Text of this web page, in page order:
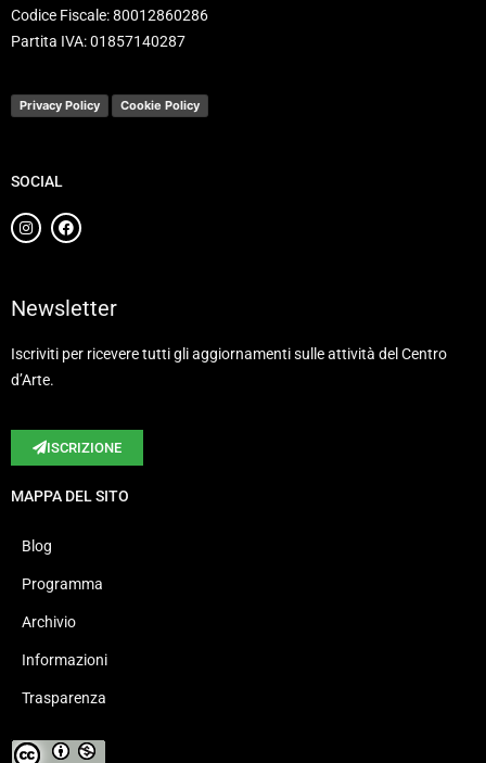
Codice Fiscale: 80012860286
Partita IVA: 01857140287
Privacy Policy Cookie Policy
SOCIAL
Newsletter
Iscriviti per ricevere tutti gli aggiornamenti sulle attività del Centro
d’Arte.
ISCRIZIONE
MAPPA DEL SITO
Blog
Programma
Archivio
Informazioni
Trasparenza